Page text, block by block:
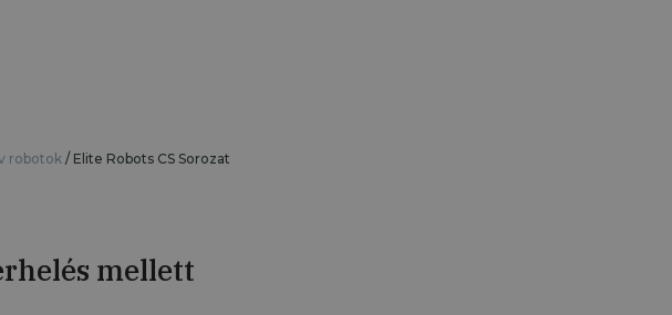
robotok/ Elite Robots CS Sorozat
mellett